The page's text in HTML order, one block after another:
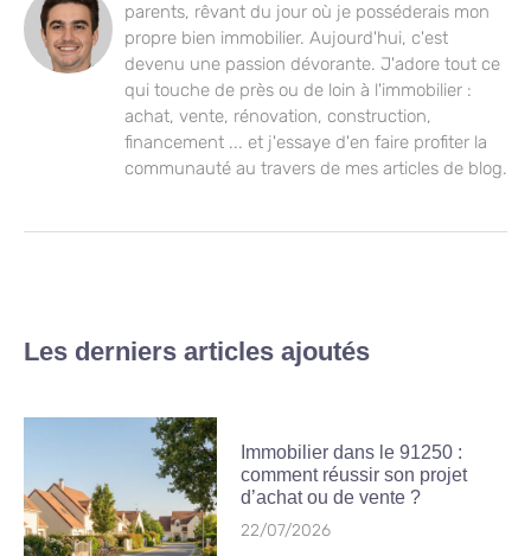
parents, rêvant du jour où je posséderais mon
propre bien immobilier. Aujourd'hui, c'est
devenu une passion dévorante. J'adore tout ce
qui touche de près ou de loin à l'immobilier :
achat, vente, rénovation, construction,
financement ... et j'essaye d'en faire profiter la
communauté au travers de mes articles de blog.
Les derniers articles ajoutés
Immobilier dans le 91250 :
comment réussir son projet
d’achat ou de vente ?
22/07/2026